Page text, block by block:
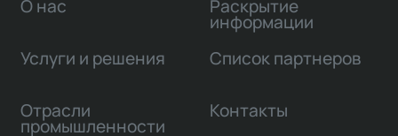
О нас
Услуги и решения
Отрасли
промышленности
Раскрытие
информации
Список партнеров
Контакты